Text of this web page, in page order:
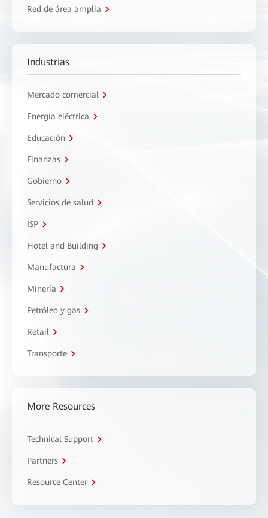
Red de área amplia
Industrias
Mercado comercial
Energía eléctrica
Educación
Finanzas
Gobierno
Servicios de salud
ISP
Hotel and Building
Manufactura
Minería
Petróleo y gas
Retail
Transporte
More Resources
Technical Support
Partners
Resource Center